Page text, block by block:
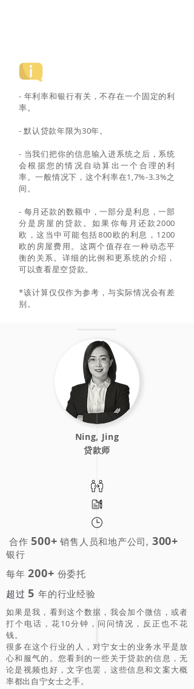
​- 年利率和银行有关，不存在一个固定的利
率。
- 默认贷款年限为30年。​
- 当我们把你的信息输入进系统之后，系统
会根据您的情况自动算出一个合理的利
率。一般情况下，这个利率在1,7%-3.3%之
间。
- 每月还款的数额中，一部分是利息，一部
分是房屋的贷款。如果你每月还款2000
欧，这当中可能包括800欧的利息，1200
欧的房屋费用。这两个值存在一种动态平
衡的关系。详细的比例和更系统的介绍，
可以查看星空贷款。
*该计算仅仅作为参考，与实际情况会有差
别。
Ning, Jing
​贷款师
合作 500+ 销售人员和地产公司, 300+
银行
每年200+ 份委托
超过 5年的行业经验
如果是我，看到这个数据，我会加个微信，或者
打个电话，花10分钟，问问情况，反正也不花
钱。
很多在这个行业的人，对宁女士的业务水平是放
心和服气的。您看到的一些关于贷款的信息，无
论是视频也好，文字也罢，这些信息和文案大概
率都出自宁女士之手。